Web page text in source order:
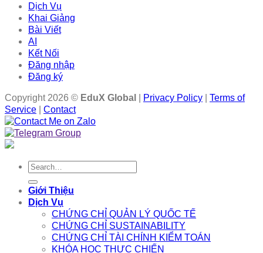
Dịch Vụ
Khai Giảng
Bài Viết
AI
Kết Nối
Đăng nhập
Đăng ký
Copyright 2026 © EduX Global Privacy Policy
Terms of
Service
Contact
Search
Giới Thiệu
Dịch Vụ
CHỨNG CHỈ QUẢN LÝ QUỐC TẾ
CHỨNG CHỈ SUSTAINABILITY
CHỨNG CHỈ TÀI CHÍNH KIỂM TOÁN
KHÓA HỌC THỰC CHIẾN